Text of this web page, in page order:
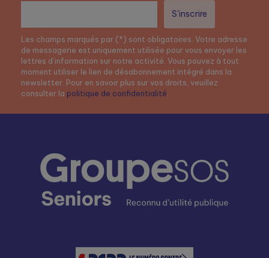
Les champs marqués par (*) sont obligatoires. Votre adresse
de messagerie est uniquement utilisée pour vous envoyer les
lettres d’information sur notre activité. Vous pouvez à tout
moment utiliser le lien de désabonnement intégré dans la
newsletter. Pour en savoir plus sur vos droits, veuillez
consulter la politique de confidentialité